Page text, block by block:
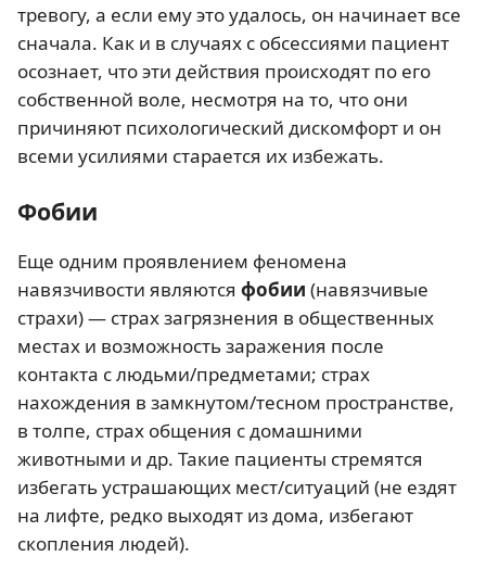
тревогу, а если ему это удалось, он начинает все
сначала. Как и в случаях с обсессиями пациент
осознает, что эти действия происходят по его
собственной воле, несмотря на то, что они
причиняют психологический дискомфорт и он
всеми усилиями старается их избежать.
Фобии
Еще одним проявлением феномена
навязчивости являются фобии (навязчивые
страхи) — страх загрязнения в общественных
местах и возможность заражения после
контакта с людьми/предметами; страх
нахождения в замкнутом/тесном пространстве,
в толпе, страх общения с домашними
животными и др. Такие пациенты стремятся
избегать устрашающих мест/ситуаций (не ездят
на лифте, редко выходят из дома, избегают
скопления людей).